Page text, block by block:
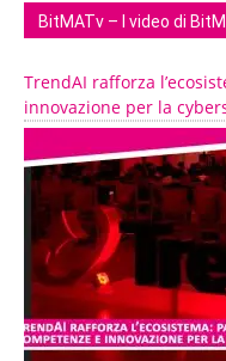
BitMATv – I video di
TrendAI rafforza
innovazione per la